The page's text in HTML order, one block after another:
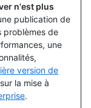
n'est plus
publication de
problèmes de
une
version de
la mise à
.